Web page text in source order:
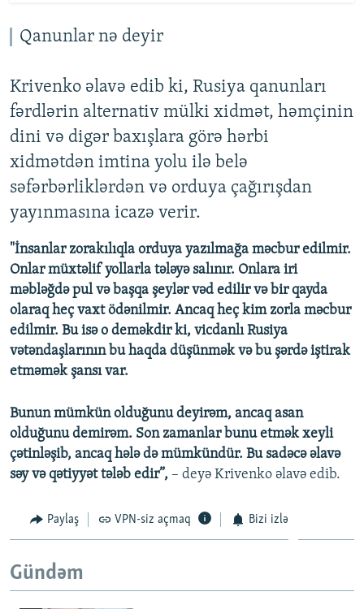
Qanunlar nə deyir
Krivenko əlavə edib ki, Rusiya qanunları
fərdlərin alternativ mülki xidmət, həmçinin
dini və digər baxışlara görə hərbi
xidmətdən imtina yolu ilə belə
səfərbərliklərdən və orduya çağırışdan
yayınmasına icazə verir.
"İnsanlar zorakılıqla orduya yazılmağa məcbur edilmir.
Onlar müxtəlif yollarla tələyə salınır. Onlara iri
məbləğdə pul və başqa şeylər vəd edilir və bir qayda
olaraq heç vaxt ödənilmir. Ancaq heç kim zorla məcbur
edilmir. Bu isə o deməkdir ki, vicdanlı Rusiya
vətəndaşlarının bu haqda düşünmək və bu şərdə iştirak
etməmək şansı var.
Bunun mümkün olduğunu deyirəm, ancaq asan
olduğunu demirəm. Son zamanlar bunu etmək xeyli
çətinləşib, ancaq hələ də mümkündür. Bu sadəcə əlavə
səy və qətiyyət tələb edir”, – deyə Krivenko əlavə edib.
Paylaş VPN-siz açmaq Bizi izlə
Gündəm